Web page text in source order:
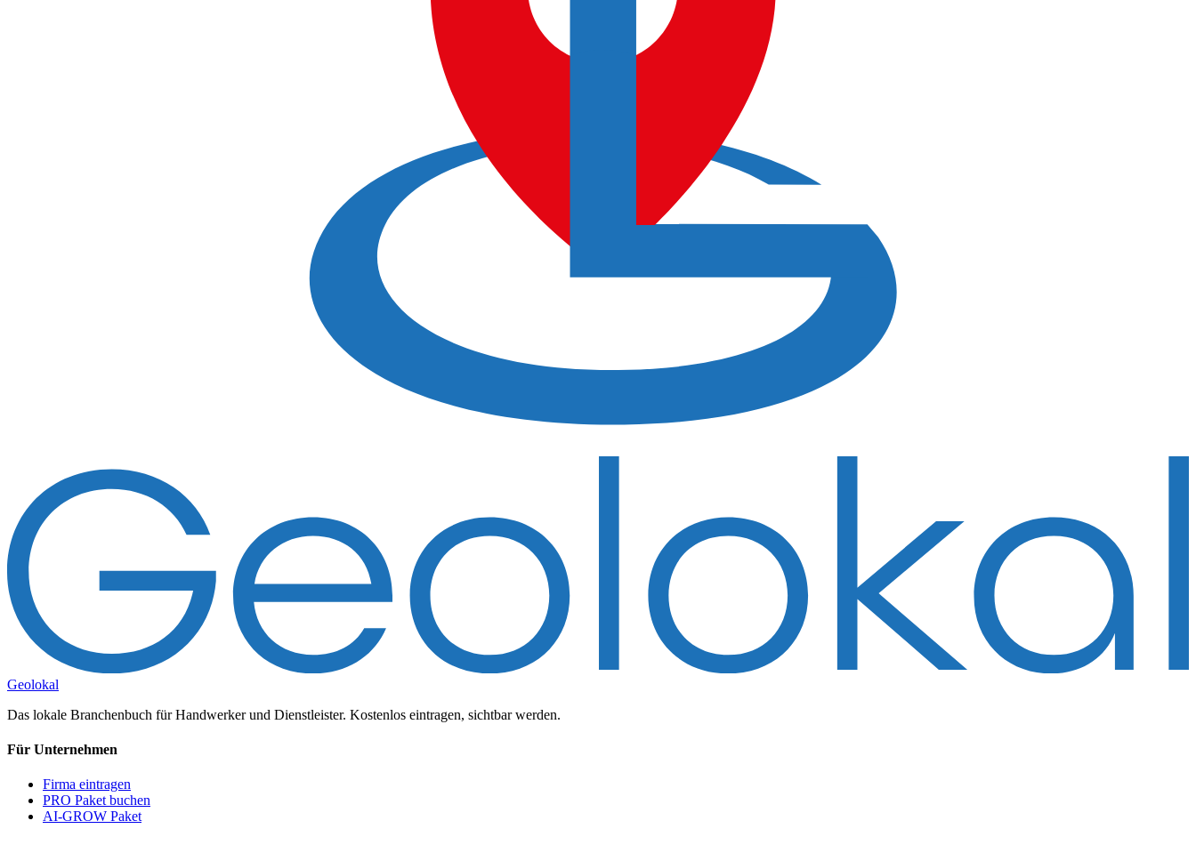
Geolokal
Das lokale Branchenbuch für Handwerker und Dienstleister. Kostenlos eintragen, sichtbar werden.
Für Unternehmen
Firma eintragen
PRO Paket buchen
AI-GROW Paket